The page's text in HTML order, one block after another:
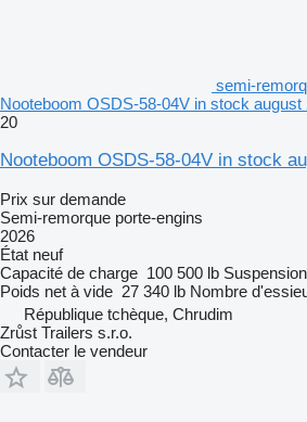
semi-
Nooteboom OSDS-58-04V in stock august
20
Nooteboom OSDS-58-04V in stock
Prix sur demande
Semi-remorque porte-engins
2026
État neuf
Capacité de charge 100 500 lb Suspension
Poids net à vide 27 340 lb Nombre
République tchèque, Chrudim
Zrůst Trailers s.r.o.
Contacter le vendeur